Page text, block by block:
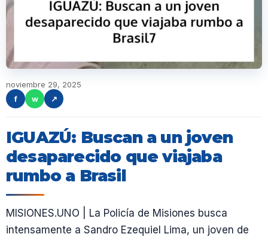
noviembre 29, 2025
f
w ↗
IGUAZÚ: Buscan a un joven
desaparecido que viajaba
rumbo a Brasil
MISIONES.UNO | La Policía de Misiones busca
intensamente a Sandro Ezequiel Lima, un joven de